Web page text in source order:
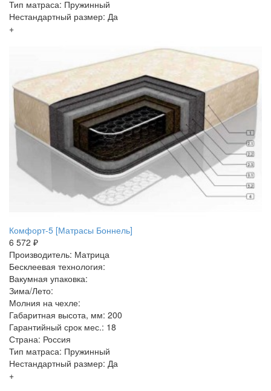
Тип матраса: Пружинный
Нестандартный размер: Да
+
Комфорт-5 [Матрасы Боннель]
6 572 ₽
Производитель: Матрица
Бесклеевая технология:
Вакумная упаковка:
Зима/Лето:
Молния на чехле:
Габаритная высота, мм: 200
Гарантийный срок мес.: 18
Страна: Россия
Тип матраса: Пружинный
Нестандартный размер: Да
+